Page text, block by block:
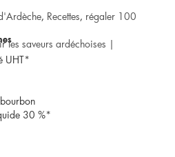
, Recettes, régaler 100
les saveurs ardéchoises |
UHT*
30 %*